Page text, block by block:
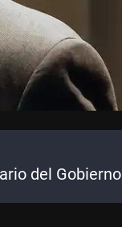
del Gobierno